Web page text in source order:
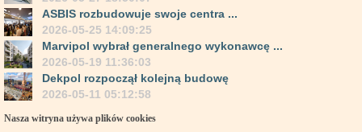
ASBIS rozbudowuje swoje centra ...
2026-05-25 14:09:25
Marvipol wybrał generalnego wykonawcę ...
2026-05-19 11:36:03
Dekpol rozpoczął kolejną budowę
2026-05-11 05:12:58
Nasza witryna używa plików cookies